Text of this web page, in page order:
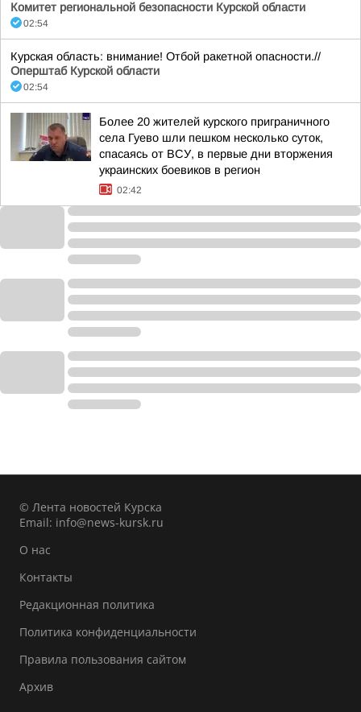
Комитет региональной безопасности Курской области
02:54
Курская область: внимание! Отбой ракетной опасности.//
Оперштаб Курской области
02:54
Более 20 жителей курского приграничного
села Гуево шли пешком несколько суток,
спасаясь от ВСУ, в первые дни вторжения
украинских боевиков в регион
02:42
© Лента новостей Курска
Email: info@news-kursk.ru
О нас
Контакты
Редакционная политика
Политика конфиденциальности
Правила пользования сайтом
Архив